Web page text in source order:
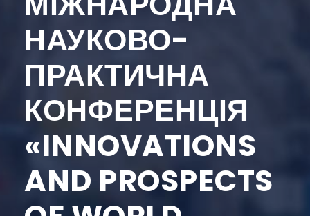
НАУКОВО-
ПРАКТИЧНА
КОНФЕРЕНЦІЯ
«INNOVATIONS
AND PROSPECTS